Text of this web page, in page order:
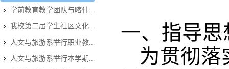
学前教育教学团队与喀什...
我校第二届学生社区文化...
人文与旅游系举行职业教...
人文与旅游系举行本学期...
一、指导思
为贯彻落